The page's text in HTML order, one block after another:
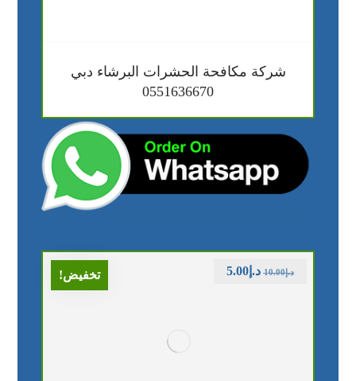
شركة مكافحة الحشرات البرشاء دبي
0551636670
تخفيض! د.إ10.00 د.إ5.00